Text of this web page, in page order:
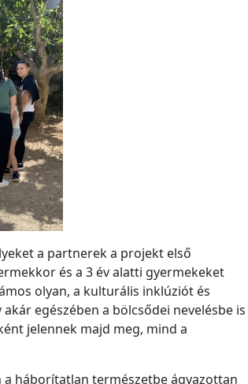
a partnerek a projekt első
és a 3 év alatti gyermekeket
olyan, a kulturális inklúziót és
egészében a bölcsődei nevelésbe is
jelennek majd meg, mind a
háborítatlan természetbe ágyazottan